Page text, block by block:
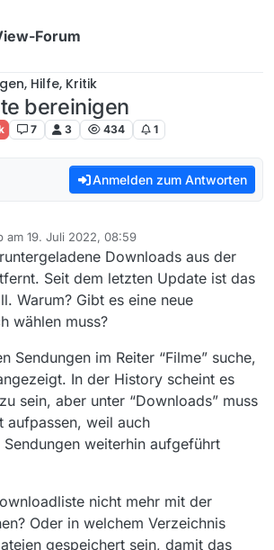
Forum
Hilfe, Kritik
bereinigen
7 3 434 1
Anmelden zum Antworten
am 19. Juli 2022, 08:59
von
Downloads aus der
Seit dem letzten Update ist das
Warum? Gibt es eine neue
wählen muss?
Sendungen im Reiter “Filme” suche,
In der History scheint es
sein, aber unter “Downloads” muss
aufpassen, weil auch
Sendungen weiterhin aufgeführt
nicht mehr mit der
Oder in welchem Verzeichnis
gespeichert sein, damit das